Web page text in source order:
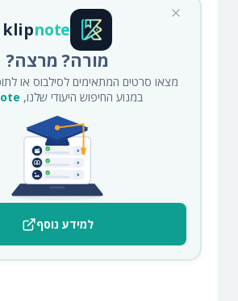
klipnote
מורה? מרצה?
מצאו סרטים המתאימים לסילבוס או
במנוע החיפוש היעודי שלנו,
למידע נוסף